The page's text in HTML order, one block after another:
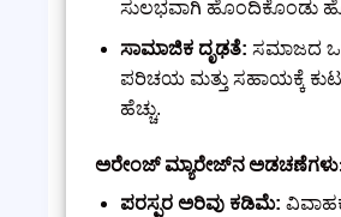
ಸುಲಭವಾಗಿ ಹೊಂದಿಕೊಂಡು
ಸಾಮಾಜಿಕ ದೃಢತೆ: ಸಮಾಜದ
ಪರಿಚಯ ಮತ್ತು ಸಹಾಯಕ್ಕೆ
ಹೆಚ್ಚು.
ಅರೇಂಜ್ ಮ್ಯಾರೇಜ್‌ನ
ಪರಸ್ಪರ ಅರಿವು ಕಡಿಮೆ: